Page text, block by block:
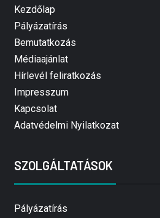
Kezdőlap
Pályázatírás
Bemutatkozás
Médiaajánlat
Hírlevél feliratkozás
Impresszum
Kapcsolat
Adatvédelmi Nyilatkozat
SZOLGÁLTATÁSOK
Pályázatírás